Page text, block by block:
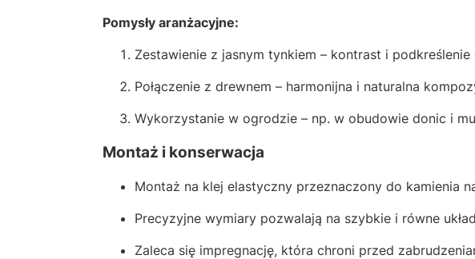
Pomysły aranżacyjne:
Zestawienie z jasnym tynkiem – kontrast i podkreślenie
Połączenie z drewnem – harmonijna i naturalna
Wykorzystanie w ogrodzie – np. w obudowie donic i
Montaż i konserwacja
Montaż na klej elastyczny przeznaczony do kamienia
Precyzyjne wymiary pozwalają na szybkie i równe
Zaleca się impregnację, która chroni przed